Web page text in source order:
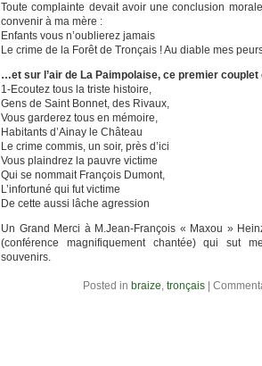
Toute complainte devait avoir une conclusion
convenir à ma mère :
Enfants vous n’oublierez jamais
Le crime de la Forêt de Tronçais ! Au diable mes
…et sur l’air de La Paimpolaise, ce premier couplet
1-Ecoutez tous la triste histoire,
Gens de Saint Bonnet, des Rivaux,
Vous garderez tous en mémoire,
Habitants d’Ainay le Château
Le crime commis, un soir, près d’ici
Vous plaindrez la pauvre victime
Qui se nommait François Dumont,
L’infortuné qui fut victime
De cette aussi lâche agression
Un Grand Merci à M.Jean-François « Maxou »
(conférence magnifiquement chantée) qui sut
souvenirs.
Posted in braize, tronçais